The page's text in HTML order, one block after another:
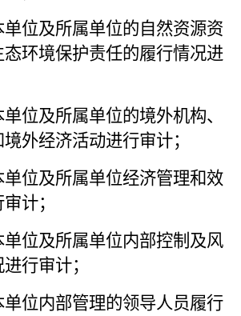
单位及所属单位的自然资源资
态环境保护责任的履行情况进
单位及所属单位的境外机构、
外经济活动进行审计；
单位及所属单位经济管理和效
计；
单位及所属单位内部控制及风
行审计；
单位内部管理的领导人员履行